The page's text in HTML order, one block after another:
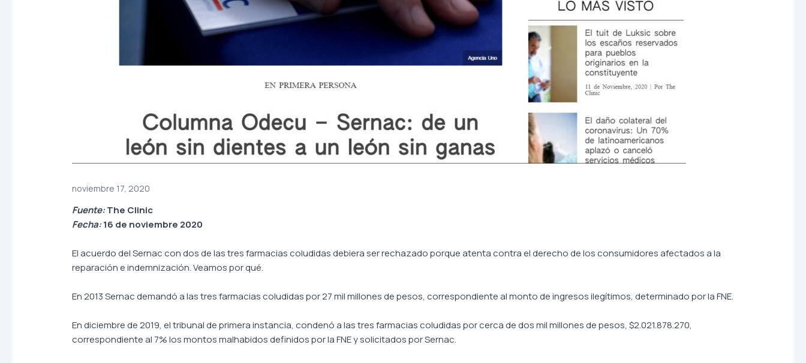
noviembre 17, 2020
Fuente:The Clinic
Fecha:16 de noviembre 2020
El acuerdo del Sernac con dos de las tres farmacias coludidas debiera ser rechazado porque atenta contra el derecho de los consumidores afectados a la
reparación e indemnización. Veamos por qué.
En 2013 Sernac demandó a las tres farmacias coludidas por 27 mil millones de pesos, correspondiente al monto de ingresos ilegítimos, determinado por la FNE.
En diciembre de 2019, el tribunal de primera instancia, condenó a las tres farmacias coludidas por cerca de dos mil millones de pesos, $2.021.878.270,
correspondiente al 7% los montos malhabidos definidos por la FNE y solicitados por Sernac.